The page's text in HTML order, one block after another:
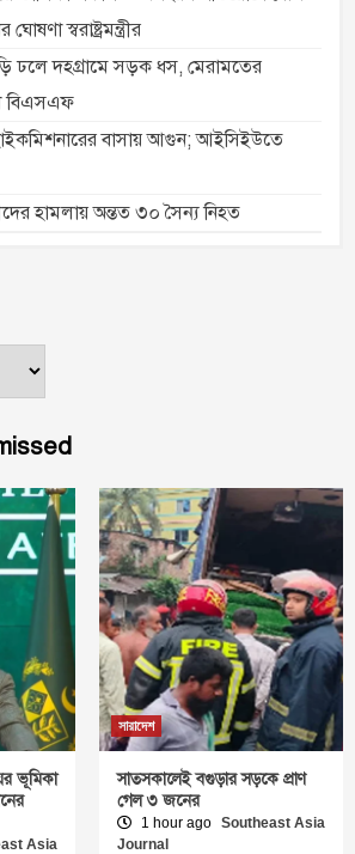
স্বরাষ্ট্রমন্ত্রীর
ঢলে দহগ্রামে সড়ক ধস, মেরামতের
বিএসএফ
হাইকমিশনারের বাসায় আগুন; আইসিইউতে
হামলায় অন্তত ৩০ সৈন্য নিহত
ভূমিকা
Asia
সারাদেশ
সাতসকালেই বগুড়ার সড়কে প্রাণ
গেল ৩ জনের
1 hour ago Southeast Asia
Journal